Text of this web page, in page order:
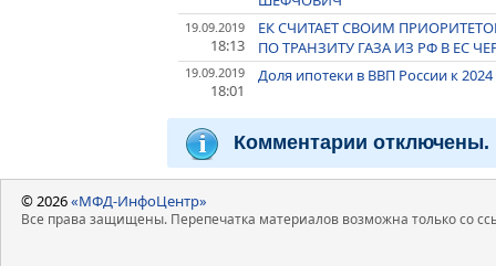
19.09.2019
18:13
ЕК СЧИТАЕТ СВОИМ
ПО ТРАНЗИТУ ГАЗА ИЗ РФ В ЕС
19.09.2019
18:01
Доля ипотеки в ВВП России к
Комментарии отключены.
© 2026«МФД-ИнфоЦентр»
Все права защищены. Перепечатка материалов возможна только со